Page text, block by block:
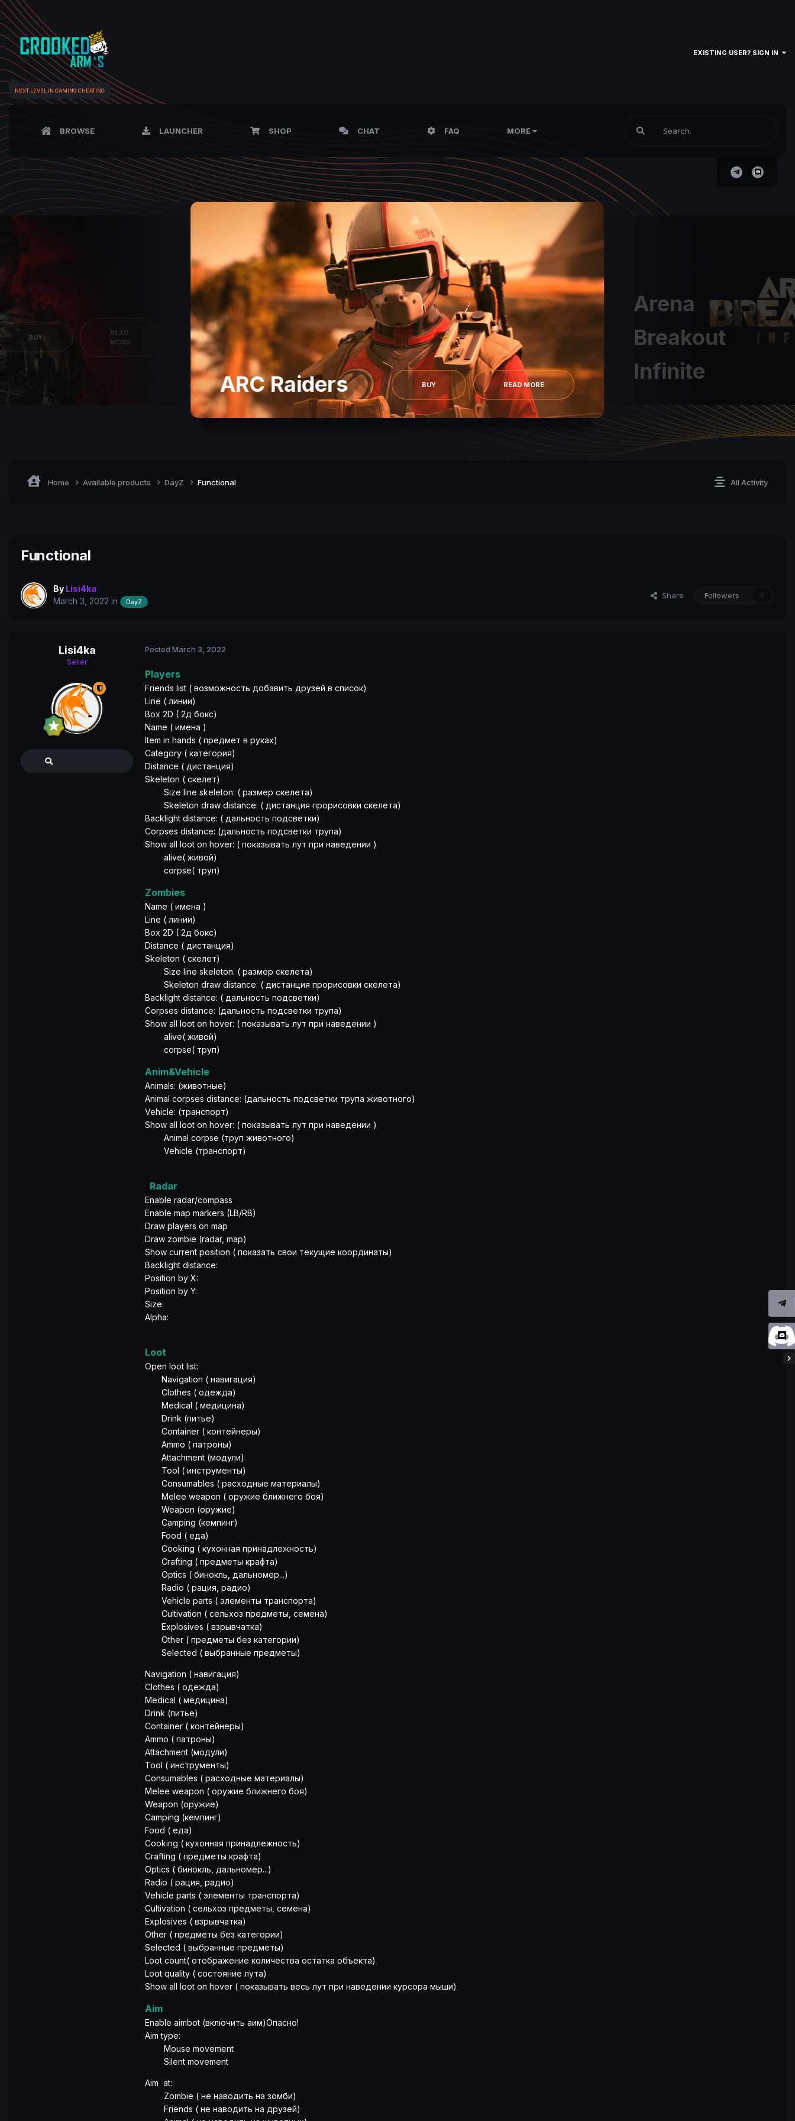
NEXT LEVEL IN GAMING CHEATING
EXISTING USER? SIGN IN
BROWSE LAUNCHER SHOP CHAT FAQ MORE
BUY
READ
MORE
ARC Raiders BUY READ MORE
Arena
Breakout
Infinite
All Activity
Home Available products DayZ Functional
Functional
By Lisi4ka
March 3, 2022 in DayZ
Share Followers 0
Lisi4ka
Seller
Posted March 3, 2022
Players
Friends list ( возможность добавить друзей в список)
Line ( линии)
Box 2D ( 2д бокс)
Name ( имена )
Item in hands ( предмет в руках)
Category ( категория)
Distance ( дистанция)
Skeleton ( скелет)
Size line skeleton: ( размер скелета)
Skeleton draw distance: ( дистанция прорисовки скелета)
Backlight distance: ( дальность подсветки)
Corpses distance: (дальность подсветки трупа)
Show all loot on hover: ( показывать лут при наведении )
alive( живой)
corpse( труп)
Zombies
Name ( имена )
Line ( линии)
Box 2D ( 2д бокс)
Distance ( дистанция)
Skeleton ( скелет)
Size line skeleton: ( размер скелета)
Skeleton draw distance: ( дистанция прорисовки скелета)
Backlight distance: ( дальность подсветки)
Corpses distance: (дальность подсветки трупа)
Show all loot on hover: ( показывать лут при наведении )
alive( живой)
corpse( труп)
Anim&Vehicle
Animals: (животные)
Animal corpses distance: (дальность подсветки трупа животного)
Vehicle: (транспорт)
Show all loot on hover: ( показывать лут при наведении )
Animal corpse (труп животного)
Vehicle (транспорт)
Radar
Enable radar/compass
Enable map markers (LB/RB)
Draw players on map
Draw zombie (radar, map)
Show current position ( показать свои текущие координаты)
Backlight distance:
Position by X:
Position by Y:
Size:
Alpha:
Loot
Open loot list:
Navigation ( навигация)
Clothes ( одежда)
Medical ( медицина)
Drink (питье)
Container ( контейнеры)
Ammo ( патроны)
Attachment (модули)
Tool ( инструменты)
Consumables ( расходные материалы)
Melee weapon ( оружие ближнего боя)
Weapon (оружие)
Camping (кемпинг)
Food ( еда)
Cooking ( кухонная принадлежность)
Crafting ( предметы крафта)
Optics ( бинокль, дальномер...)
Radio ( рация, радио)
Vehicle parts ( элементы транспорта)
Cultivation ( сельхоз предметы, семена)
Explosives ( взрывчатка)
Other ( предметы без категории)
Selected ( выбранные предметы)
Navigation ( навигация)
Clothes ( одежда)
Medical ( медицина)
Drink (питье)
Container ( контейнеры)
Ammo ( патроны)
Attachment (модули)
Tool ( инструменты)
Consumables ( расходные материалы)
Melee weapon ( оружие ближнего боя)
Weapon (оружие)
Camping (кемпинг)
Food ( еда)
Cooking ( кухонная принадлежность)
Crafting ( предметы крафта)
Optics ( бинокль, дальномер...)
Radio ( рация, радио)
Vehicle parts ( элементы транспорта)
Cultivation ( сельхоз предметы, семена)
Explosives ( взрывчатка)
Other ( предметы без категории)
Selected ( выбранные предметы)
Loot count( отображение количества остатка объекта)
Loot quality ( состояние лута)
Show all loot on hover ( показывать весь лут при наведении курсора мыши)
Aim
Enable aimbot (включить аим)Опасно!
Aim type:
Mouse movement
Silent movement
Aim at:
Zombie ( не наводить на зомби)
Friends ( не наводить на друзей)